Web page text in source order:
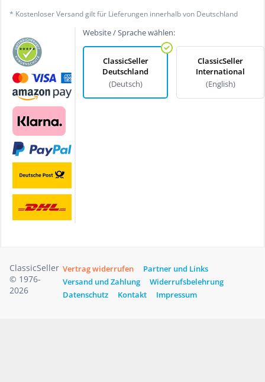
* Kostenloser Versand gilt für Lieferungen innerhalb von Deutschland
Website / Sprache wählen:
ClassicSeller
Deutschland
(Deutsch)
ClassicSeller
International
(English)
ClassicSeller
© 1976-
2026
Vertrag widerrufen
Partner und Links
Versand und Zahlung
Widerrufsbelehrung
Datenschutz
Kontakt Impressum